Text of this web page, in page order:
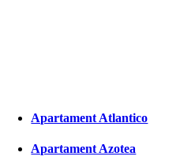
Apartament Atlantico
Apartament Azotea